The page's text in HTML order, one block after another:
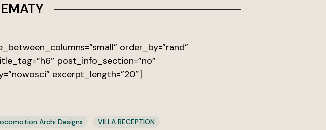
order_by=”rand”
post_info_section=”no”
excerpt_length=”20″]
Archi Designs VILLA RECEPTION